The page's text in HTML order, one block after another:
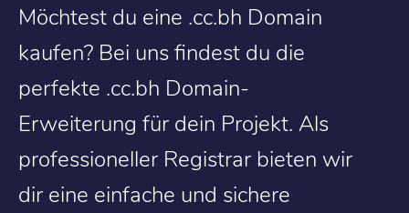
Möchtest du eine .cc.bh Domain
kaufen? Bei uns findest du die
perfekte .cc.bh Domain-
Erweiterung für dein Projekt. Als
professioneller Registrar bieten wir
dir eine einfache und sichere